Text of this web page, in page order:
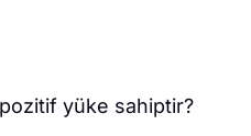
yüke sahiptir?